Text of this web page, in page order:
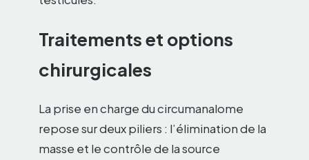
Traitements et options
chirurgicales
La prise en charge du circumanalome
repose sur deux piliers : l’élimination de la
masse et le contrôle de la source